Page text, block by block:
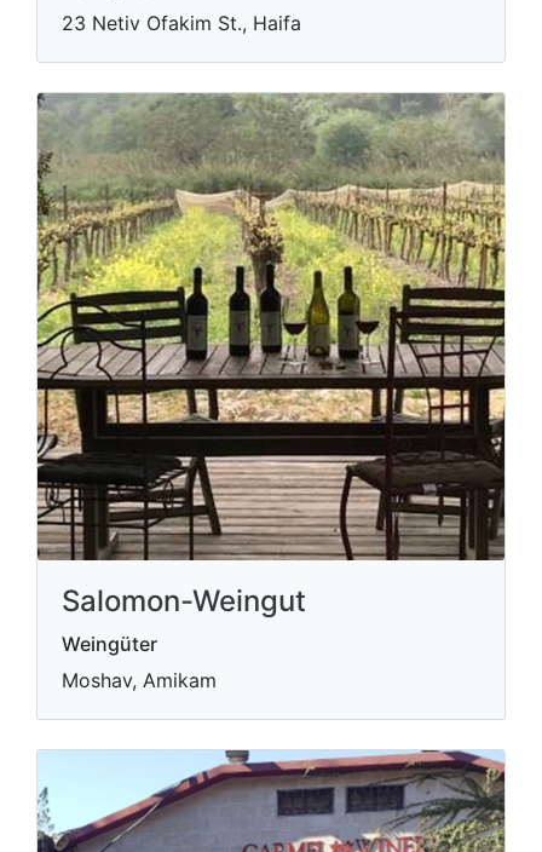
23 Netiv Ofakim St., Haifa
Salomon-Weingut
Weingüter
Moshav, Amikam